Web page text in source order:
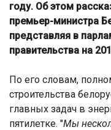
году. Об этом
премьер-министра
представляя в
правительства на
По его словам,
строительства
главных задач в
пятилетке. "Мы